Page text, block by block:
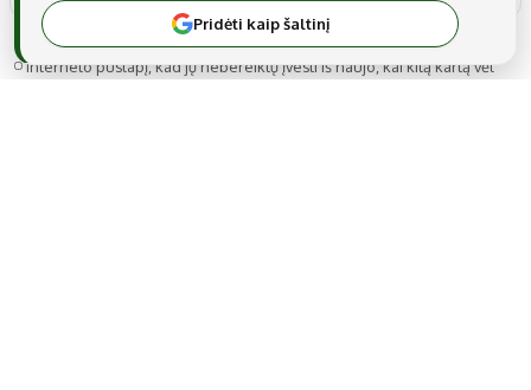
Noriu savo interneto naršyklėje išsaugoti vardą, el. pašto adresą ir
interneto puslapį, kad jų nebereiktų įvesti iš naujo, kai kitą kartą vėl
Pridėti kaip šaltinį